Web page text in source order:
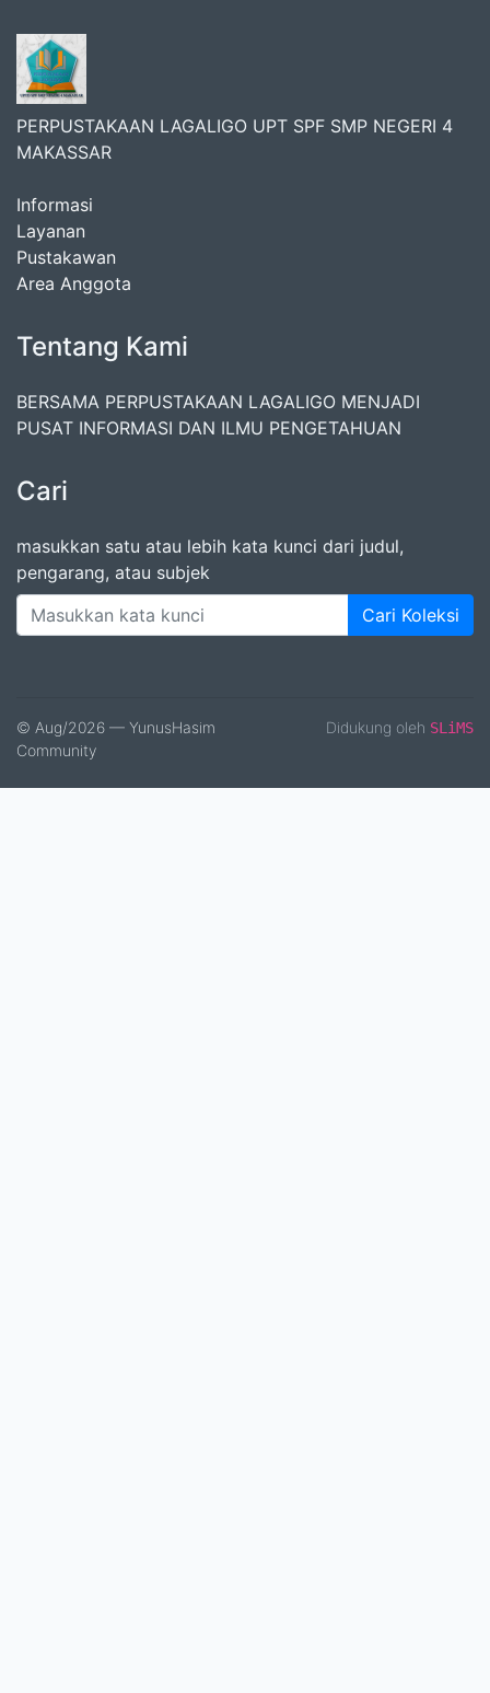
PERPUSTAKAAN LAGALIGO UPT SPF SMP NEGERI 4
MAKASSAR
Informasi
Layanan
Pustakawan
Area Anggota
Tentang Kami
BERSAMA PERPUSTAKAAN LAGALIGO MENJADI
PUSAT INFORMASI DAN ILMU PENGETAHUAN
Cari
masukkan satu atau lebih kata kunci dari judul,
pengarang, atau subjek
Cari Koleksi
© Aug/2026 — YunusHasim
Community
Didukung oleh SLiMS